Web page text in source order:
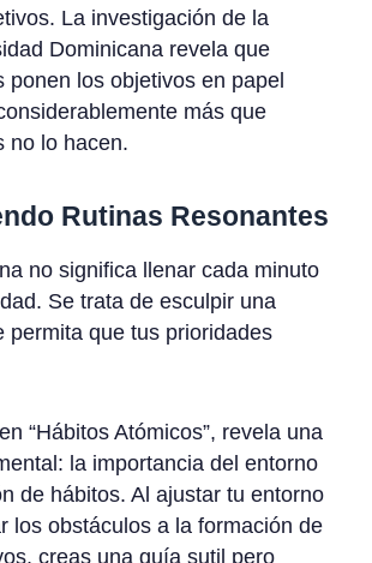
La investigación de la
Dominicana revela que
ponen los objetivos en papel
más que
no lo hacen.
Rutinas Resonantes
no significa llenar cada minuto
Se trata de esculpir una
permita que tus prioridades
“Hábitos Atómicos”, revela una
la importancia del entorno
de hábitos. Al ajustar tu entorno
los obstáculos a la formación de
creas una guía sutil pero